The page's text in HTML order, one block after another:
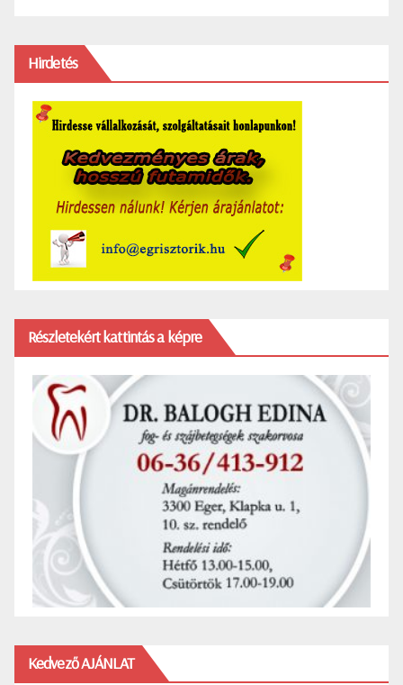
Hirdetés
Részletekért kattintás a képre
Kedvező AJÁNLAT